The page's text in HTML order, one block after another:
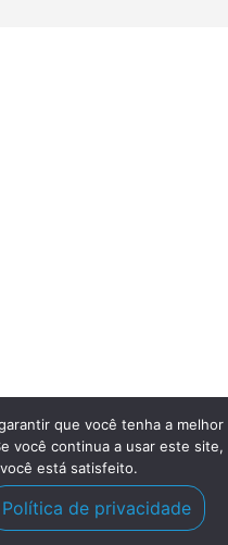
que você tenha a melhor
você continua a usar este site,
está satisfeito.
Política de privacidade